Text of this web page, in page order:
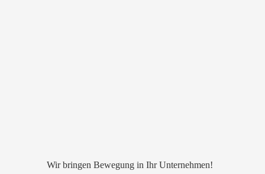
Wir bringen Bewegung in Ihr Unternehmen!